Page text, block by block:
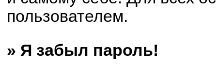
пользователем.
» Я забыл пароль!